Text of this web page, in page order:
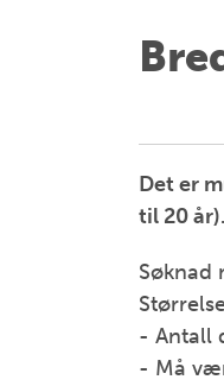
Det er
til 20 år).
Søknad
- Antall
- Må